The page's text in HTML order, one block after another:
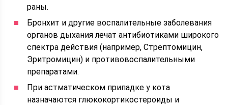
раны.
Бронхит и другие воспалительные заболевания
органов дыхания лечат антибиотиками широкого
спектра действия (например, Стрептомицин,
Эритромицин) и противовоспалительными
препаратами.
При астматическом припадке у кота
назначаются глюкокортикостероиды и